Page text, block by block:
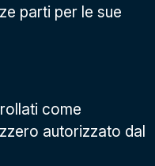
parti per le sue
come
autorizzato dal